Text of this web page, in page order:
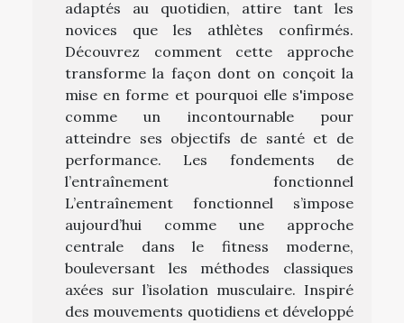
adaptés au quotidien, attire tant les
novices que les athlètes confirmés.
Découvrez comment cette approche
transforme la façon dont on conçoit la
mise en forme et pourquoi elle s'impose
comme un incontournable pour
atteindre ses objectifs de santé et de
performance. Les fondements de
l’entraînement fonctionnel
L’entraînement fonctionnel s’impose
aujourd’hui comme une approche
centrale dans le fitness moderne,
bouleversant les méthodes classiques
axées sur l’isolation musculaire. Inspiré
des mouvements quotidiens et développé